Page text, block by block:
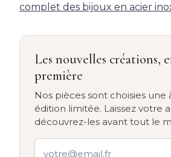
complet des bijoux en acier
Les nouvelles créations,
première
Nos pièces sont choisies une
édition limitée. Laissez votre
découvrez-les avant tout le